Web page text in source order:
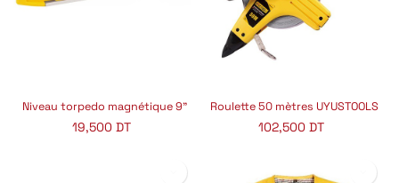
Niveau torpedo magnétique 9"
19,500DT
Roulette 50 mètres UYUSTOOLS
102,500DT